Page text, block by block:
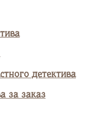
детектива
за заказ